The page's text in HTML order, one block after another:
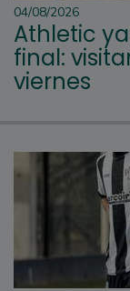
04/08/2026
Athletic
final:
viernes